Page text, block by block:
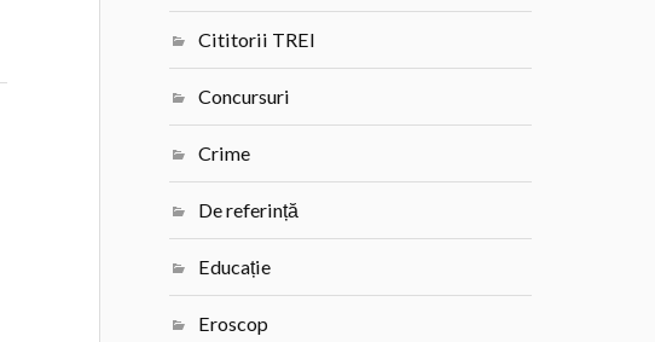
Cititorii TREI
Concursuri
Crime
De referință
Educație
Eroscop